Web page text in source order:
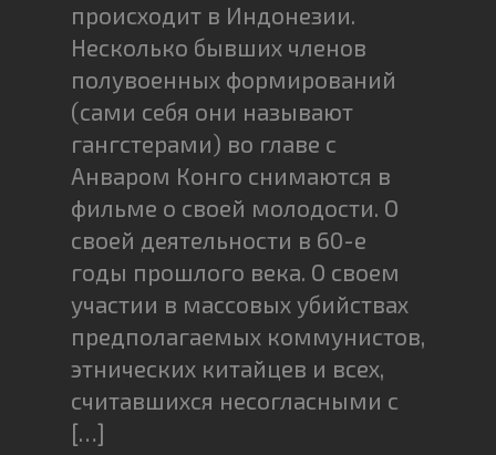
происходит в Индонезии.
Несколько бывших членов
полувоенных формирований
(сами себя они называют
гангстерами) во главе с
Анваром Конго снимаются в
фильме о своей молодости. О
своей деятельности в 60-е
годы прошлого века. О своем
участии в массовых убийствах
предполагаемых коммунистов,
этнических китайцев и всех,
считавшихся несогласными с
[…]